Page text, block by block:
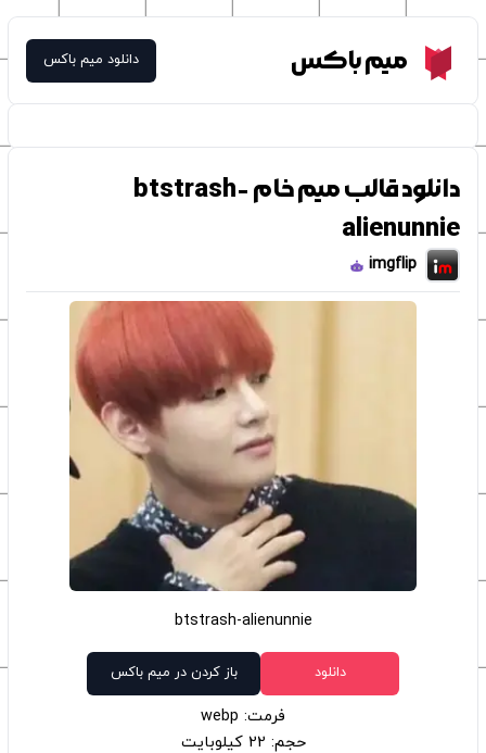
Meme Boxمیم باکس دانلود میم باکس
دانلود قالب میم خام btstrash-
alienunnie
imgflip
btstrash-alienunnie
دانلود باز کردن در میم باکس
فرمت: webp
حجم: 22 کیلوبایت